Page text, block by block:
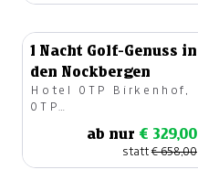
1 Nacht Golf-Genuss in
den Nockbergen
Hotel OTP Birkenhof,
OTP
ab nur € 329,00
statt€ 658,00